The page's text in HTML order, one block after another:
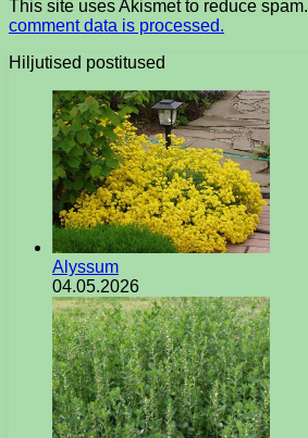
This site uses Akismet to reduce spam.
comment data is processed.
Hiljutised postitused
Alyssum
04.05.2026